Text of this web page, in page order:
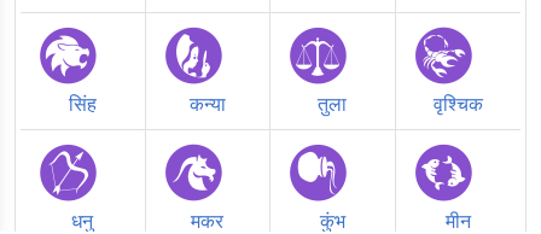
सिंह कन्या तुला वृश्चिक
धनु मकर कुंभ मीन